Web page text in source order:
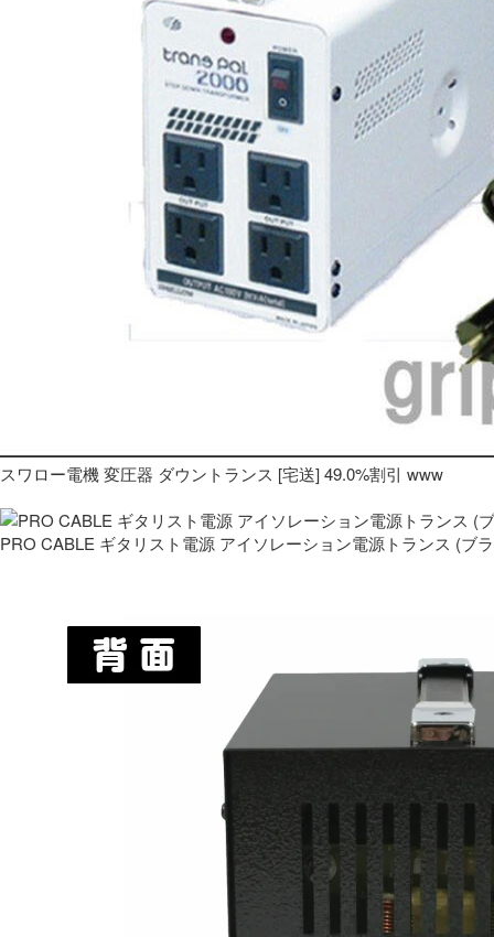
スワロー電機 変圧器 ダウントランス [宅送] 49.0%割引 www
PRO CABLE ギタリスト電源 アイソレーション電源トランス (ブ